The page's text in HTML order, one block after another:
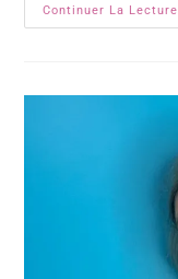
Continuer La Lecture